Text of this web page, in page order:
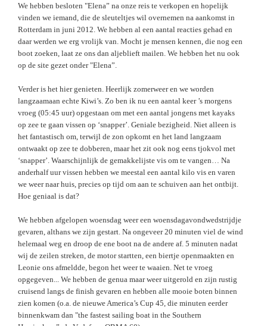
We hebben besloten "Elena” na onze reis te verkopen en hopelijk
vinden we iemand, die de sleuteltjes wil overnemen na aankomst in
Rotterdam in juni 2012. We hebben al een aantal reacties gehad en
daar werden we erg vrolijk van. Mocht je mensen kennen, die nog een
boot zoeken, laat ze ons dan aljeblieft mailen. We hebben het nu ook
op de site gezet onder "Elena”.
Verder is het hier genieten. Heerlijk zomerweer en we worden
langzaamaan echte Kiwi’s. Zo ben ik nu een aantal keer ’s morgens
vroeg (05:45 uur) opgestaan om met een aantal jongens met kayaks
op zee te gaan vissen op ‘snapper’. Geniale bezigheid. Niet alleen is
het fantastisch om, terwijl de zon opkomt en het land langzaam
ontwaakt op zee te dobberen, maar het zit ook nog eens tjokvol met
‘snapper’. Waarschijnlijk de gemakkelijste vis om te vangen… Na
anderhalf uur vissen hebben we meestal een aantal kilo vis en varen
we weer naar huis, precies op tijd om aan te schuiven aan het ontbijt.
Hoe geniaal is dat?
We hebben afgelopen woensdag weer een woensdagavondwedstrijdje
gevaren, althans we zijn gestart. Na ongeveer 20 minuten viel de wind
helemaal weg en droop de ene boot na de andere af. 5 minuten nadat
wij de zeilen streken, de motor startten, een biertje openmaakten en
Leonie ons afmeldde, begon het weer te waaien. Net te vroeg
opgegeven... We hebben de genua maar weer uitgerold en zijn rustig
cruisend langs de finish gevaren en hebben alle mooie boten binnen
zien komen (o.a. de nieuwe America’s Cup 45, die minuten eerder
binnenkwam dan "the fastest sailing boat in the Southern